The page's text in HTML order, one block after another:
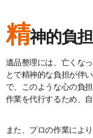
精神的負
遺品整理には、亡くな
とで精神的な負担が伴
で、このような心の負
作業を代行するため、
また、プロの作業によ